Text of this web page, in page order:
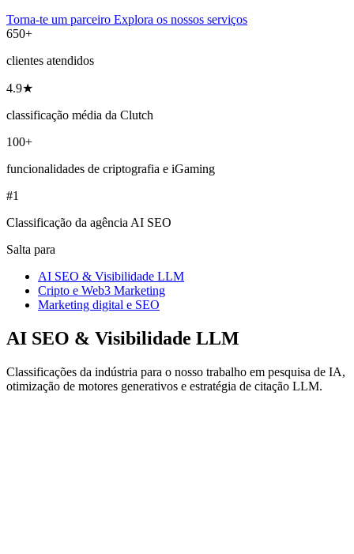
Torna-te um parceiro Explora os nossos serviços
650+
clientes atendidos
4.9★
classificação média da Clutch
100+
funcionalidades de criptografia e iGaming
#1
Classificação da agência AI SEO
Salta para
AI SEO & Visibilidade LLM
Cripto e Web3 Marketing
Marketing digital e SEO
AI SEO & Visibilidade LLM
Classificações da indústria para o nosso trabalho em pesquisa de IA,
otimização de motores generativos e estratégia de citação LLM.